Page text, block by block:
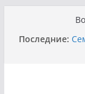
содержимому
Последние:
II